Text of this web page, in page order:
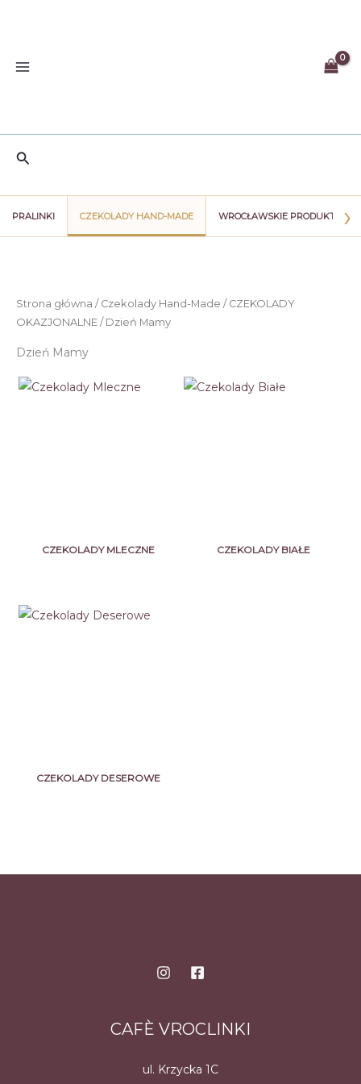
Szukaj
PRALINKI CZEKOLADY HAND-MADE WROCŁAWSKIE PRODUKTY ›
Strona główna / Czekolady Hand-Made / CZEKOLADY
OKAZJONALNE / Dzień Mamy
Dzień Mamy
CZEKOLADY MLECZNE CZEKOLADY BIAŁE
CZEKOLADY DESEROWE
CAFÈ VROCLINKI
ul. Krzycka 1C